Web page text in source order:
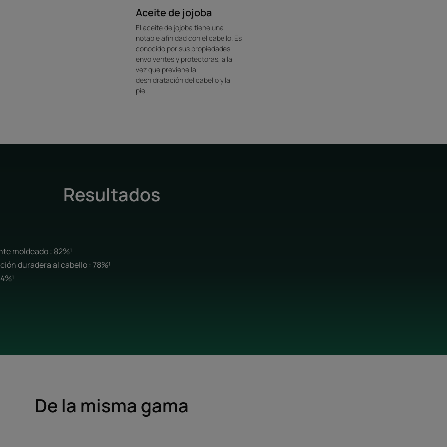
Aceite de jojoba
El aceite de jojoba tiene una
notable afinidad con el cabello. Es
conocido por sus propiedades
envolventes y protectoras, a la
vez que previene la
deshidratación del cabello y la
piel.
Resultados
moldeado : 82%¹
duradera al cabello : 78%¹
De la misma gama